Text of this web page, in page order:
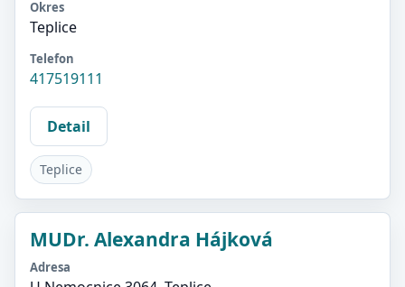
Okres
Teplice
Telefon
417519111
Detail
Teplice
MUDr. Alexandra Hájková
Adresa